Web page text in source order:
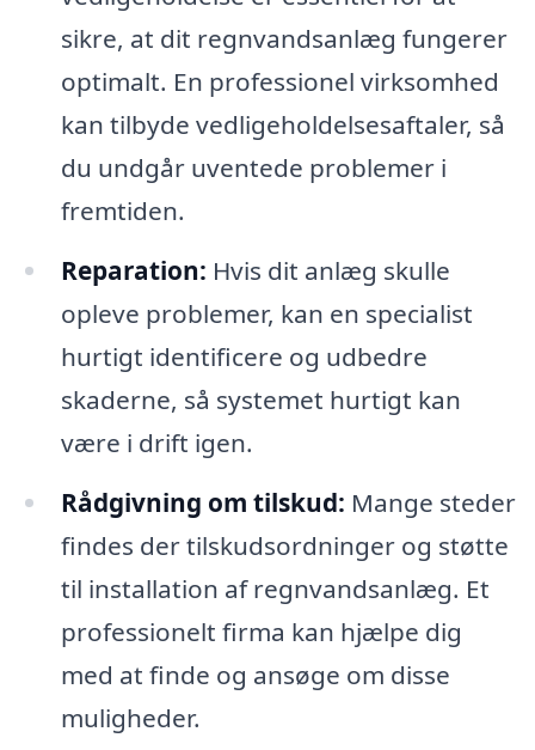
sikre, at dit regnvandsanlæg fungerer
optimalt. En professionel virksomhed
kan tilbyde vedligeholdelsesaftaler, så
du undgår uventede problemer i
fremtiden.
Reparation: Hvis dit anlæg skulle
opleve problemer, kan en specialist
hurtigt identificere og udbedre
skaderne, så systemet hurtigt kan
være i drift igen.
Rådgivning om tilskud: Mange steder
findes der tilskudsordninger og støtte
til installation af regnvandsanlæg. Et
professionelt firma kan hjælpe dig
med at finde og ansøge om disse
muligheder.